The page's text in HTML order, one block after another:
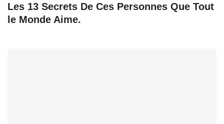
Les 13 Secrets De Ces Personnes Que Tout
le Monde Aime.